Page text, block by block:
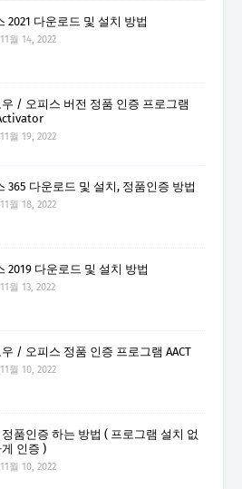
2021 다운로드 및 설치 방법
월 14, 2022
우 / 오피스 버전 정품 인증 프로그램
월 19, 2022
365 다운로드 및 설치, 정품인증 방법
월 18, 2022
2019 다운로드 및 설치 방법
월 13, 2022
/ 오피스 정품 인증 프로그램 AACT
월 10, 2022
품인증 하는 방법 ( 프로그램 설치 없
인증 )
월 10, 2022